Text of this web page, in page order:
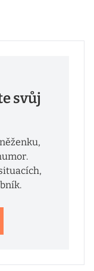
svůj